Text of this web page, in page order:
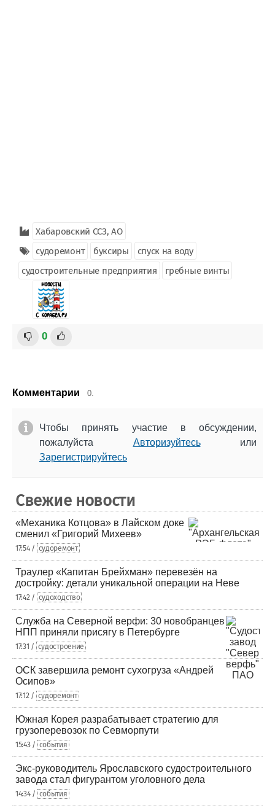
Хабаровский ССЗ, АО
судоремонт
буксиры
спуск на воду
судостроительные предприятия
гребные винты
0
Комментарии 0.
Чтобы принять участие в обсуждении,
пожалуйста Авторизуйтесьили
Зарегистрируйтесь
Свежие новости
«Механика Котцова» в Лайском доке
сменил «Григорий Михеев»
17:54 / судоремонт
Траулер «Капитан Брейхман» перевезён на
достройку: детали уникальной операции на Неве
17:42 / судоходство
Служба на Северной верфи: 30 новобранцев
НПП приняли присягу в Петербурге
17:31 / судостроение
ОСК завершила ремонт сухогруза «Андрей
Осипов»
17:12 / судоремонт
Южная Корея разрабатывает стратегию для
грузоперевозок по Севморпути
15:43 / события
Экс-руководитель Ярославского судостроительного
завода стал фигурантом уголовного дела
14:34 / события